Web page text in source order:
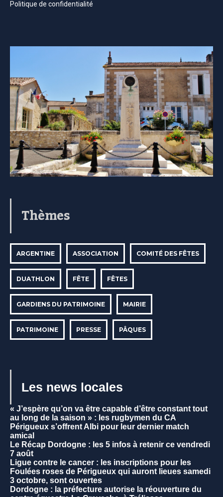
Politique de confidentialité
Thèmes
ARGENTINE ASSOCIATION COMITÉ DES FÊTES
DUATHLON FÊTE FÊTES
GARDIENS DU PATRIMOINE MAIRIE
PATRIMOINE PRESSE PÂQUES
Les news locales
« J’espère qu’on va être capable d’être constant tout
au long de la saison » : les rugbymen du CA
Périgueux s’offrent Albi pour leur dernier match
amical
Le Récap Dordogne : les 5 infos à retenir ce vendredi
7 août
Ligue contre le cancer : les inscriptions pour les
Foulées roses de Périgueux qui auront lieues samedi
3 octobre, sont ouvertes
Dordogne : la préfecture autorise la réouverture du